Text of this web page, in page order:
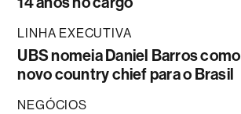
LINHA EXECUTIVA
UBS nomeia Daniel Barros como
novo country chief para o Brasil
NEGÓCIOS